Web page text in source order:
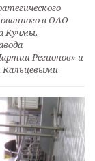
в ОАО
Кучмы,
Регионов» и